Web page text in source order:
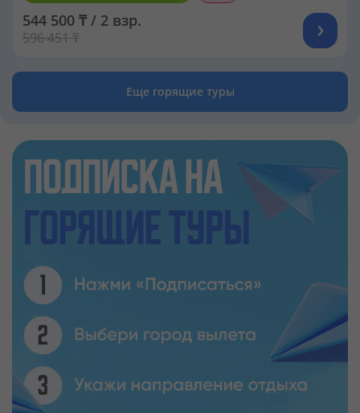
544 500 ₸ / 2 взр.
596 451 ₸
Еще горящие туры